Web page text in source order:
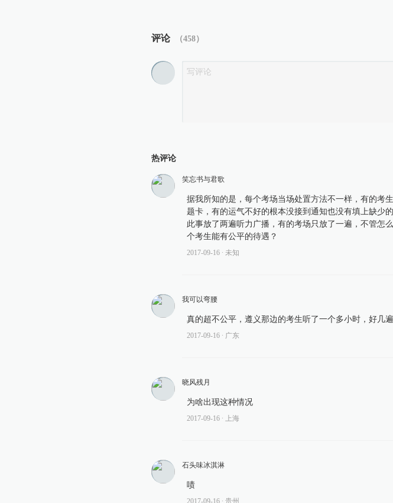
评论 （458）
热评论
笑忘书与君歌
据我所知的是，每个考场当场处置方法不一样，有的考
题卡，有的运气不好的根本没接到通知也没有填上缺少
此事放了两遍听力广播，有的考场只放了一遍，不管怎
个考生能有公平的待遇？
2017-09-16 ∙ 未知
我可以弯腰
真的超不公平，遵义那边的考生听了一个多小时，好几遍
2017-09-16 ∙ 广东
晓风残月
为啥出现这种情况
2017-09-16 ∙ 上海
石头味冰淇淋
啧
2017-09-16 ∙ 贵州